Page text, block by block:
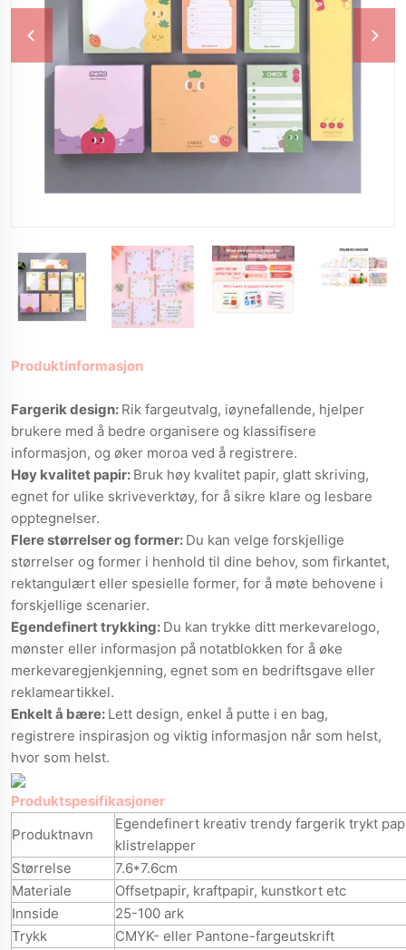
Produktinformasjon
Fargerik design: Rik fargeutvalg, iøynefallende, hjelper
brukere med å bedre organisere og klassifisere
informasjon, og øker moroa ved å registrere.
Høy kvalitet papir: Bruk høy kvalitet papir, glatt skriving,
egnet for ulike skriveverktøy, for å sikre klare og lesbare
opptegnelser.
Flere størrelser og former: Du kan velge forskjellige
størrelser og former i henhold til dine behov, som firkantet,
rektangulært eller spesielle former, for å møte behovene i
forskjellige scenarier.
Egendefinert trykking: Du kan trykke ditt merkevarelogo,
mønster eller informasjon på notatblokken for å øke
merkevaregjenkjenning, egnet som en bedriftsgave eller
reklameartikkel.
Enkelt å bære: Lett design, enkel å putte i en bag,
registrere inspirasjon og viktig informasjon når som helst,
hvor som helst.
Produktspesifikasjoner
Produktnavn
Egendefinert kreativ trendy fargerik trykt
klistrelapper
Størrelse
7.6*7.6cm
Materiale
Offsetpapir, kraftpapir, kunstkort etc
Innside
25-100 ark
Trykk
CMYK- eller Pantone-fargeutskrift